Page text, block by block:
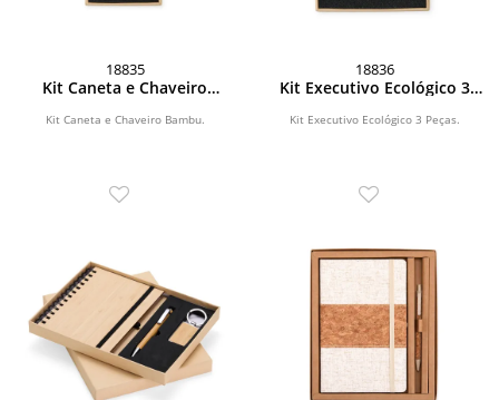
18835
Kit Caneta e Chaveiro
Kit Caneta e Chaveiro Bambu.
18836
Kit Executivo Ecológico 3
Kit Executivo Ecológico 3 Peças.